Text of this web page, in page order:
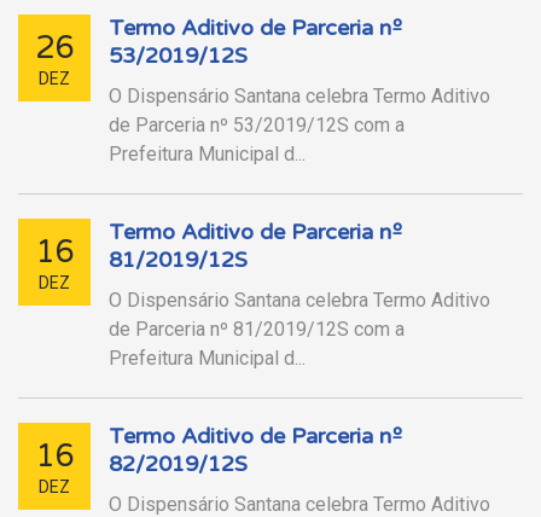
26
DEZ
Termo Aditivo de Parceria nº
53/2019/12S
O Dispensário Santana celebra Termo Aditivo
de Parceria nº 53/2019/12S com a
Prefeitura Municipal d...
16
DEZ
Termo Aditivo de Parceria nº
81/2019/12S
O Dispensário Santana celebra Termo Aditivo
de Parceria nº 81/2019/12S com a
Prefeitura Municipal d...
16
DEZ
Termo Aditivo de Parceria nº
82/2019/12S
O Dispensário Santana celebra Termo Aditivo